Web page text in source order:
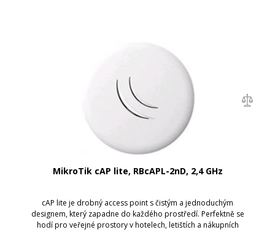
MikroTik cAP lite, RBcAPL-2nD, 2,4 GHz
cAP lite je drobný access point s čistým a jednoduchým
designem, který zapadne do každého prostředí. Perfektně se
hodí pro veřejné prostory v hotelech, letištích a nákupních